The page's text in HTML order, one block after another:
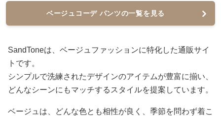
ベージュコーデ パンツの一覧を見る
SandToneは、ベージュファッションに特化した通販サイ
トです。
シンプルで洗練されたデザインのアイテムが豊富に揃い、
どんなシーンにもマッチするスタイルを提案しています。
ベージュは、どんな色とも相性が良く、季節を問わず着こ